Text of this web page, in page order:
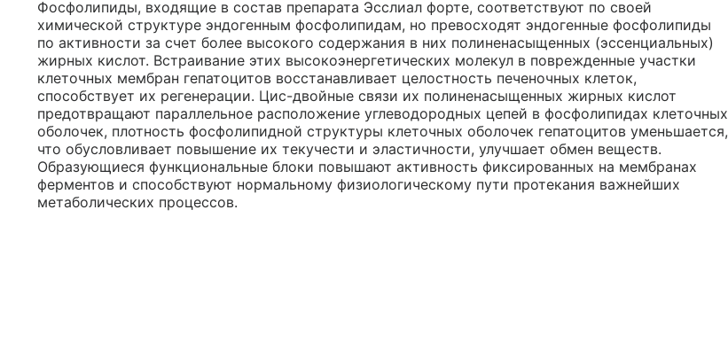
Фосфолипиды, входящие в состав препарата Эсслиал форте, соответствуют по своей
химической структуре эндогенным фосфолипидам, но превосходят эндогенные фосфолипиды
по активности за счет более высокого содержания в них полиненасыщенных (эссенциальных)
жирных кислот. Встраивание этих высокоэнергетических молекул в поврежденные участки
клеточных мембран гепатоцитов восстанавливает целостность печеночных клеток,
способствует их регенерации. Цис-двойные связи их полиненасыщенных жирных кислот
предотвращают параллельное расположение углеводородных цепей в фосфолипидах клеточных
оболочек, плотность фосфолипидной структуры клеточных оболочек гепатоцитов уменьшается,
что обусловливает повышение их текучести и эластичности, улучшает обмен веществ.
Образующиеся функциональные блоки повышают активность фиксированных на мембранах
ферментов и способствуют нормальному физиологическому пути протекания важнейших
метаболических процессов.